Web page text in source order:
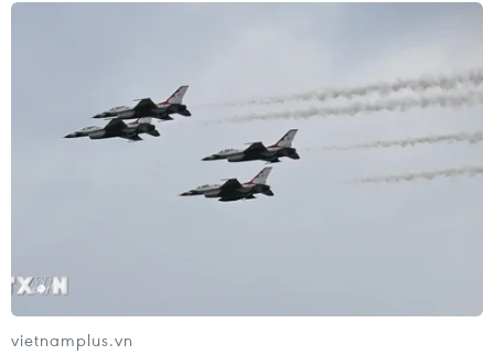
Thủ tướng Nguyễn Xuân Phúc tiếp Phó
Chủ tịch Tập đoàn Samsung
vietnamplus.vn